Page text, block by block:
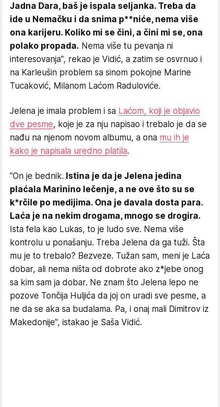
Jadna Dara, baš je ispala seljanka. Treba da
ide u Nemačku i da snima p**niće, nema više
ona karijeru. Koliko mi se čini, a čini mi se, ona
polako propada. Nema više tu pevanja ni
interesovanja", rekao je Vidić, a zatim se osvrnuo i
na Karleušin problem sa sinom pokojne Marine
Tucaković, Milanom Laćom Raduloviće.
Jelena je imala problem i sa Laćom, koji je objavio
dve pesme, koje je za nju napisao i trebalo je da se
nađu na njenom novom albumu, a ona mu ih je
kako je napisala uredno platila.
"On je bednik. Istina je da je Jelena jedina
plaćala Marinino lečenje, a ne ove što su se
k*rčile po medijima. Ona je davala dosta para.
Laća je na nekim drogama, mnogo se drogira.
Ista fela kao Lukas, to je ludo sve. Nema više
kontrolu u ponašanju. Treba Jelena da ga tuži. Šta
mu je to trebalo? Bezveze. Tužan sam, meni je Laća
dobar, ali nema ništa od dobrote ako z*jebe onog
sa kim sam ja dobar. Ne znam što Jelena lepo ne
pozove Tončija Huljića da joj on uradi sve pesme, a
ne da se aka sa budalama. Pa, i onaj mali Dimitrov iz
Makedonije", istakao je Saša Vidić.